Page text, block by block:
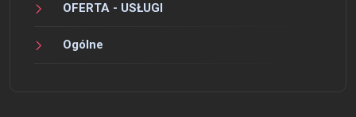
OFERTA - USŁUGI
Ogólne